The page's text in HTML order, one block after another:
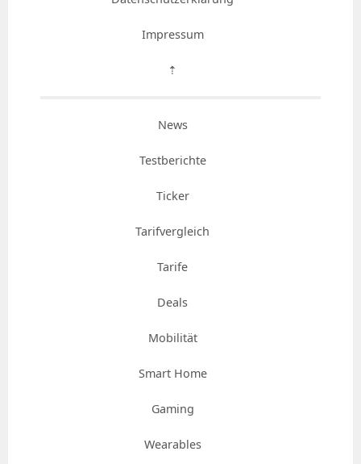
Impressum
⇡
News
Testberichte
Ticker
Tarifvergleich
Tarife
Deals
Mobilität
Smart Home
Gaming
Wearables